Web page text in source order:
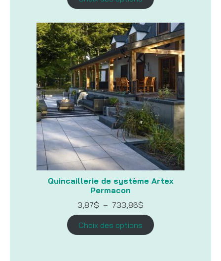
à
Quincaillerie de système Artex
Permacon
3,87$ – 733,86$
de
prix :
3,87$
à
Choix des options